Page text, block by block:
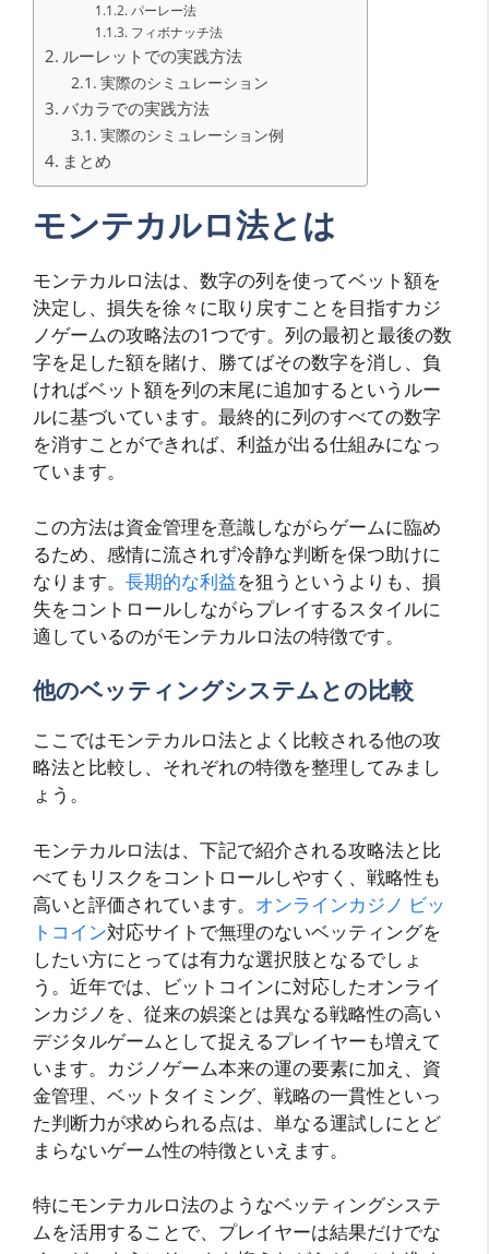
パーレー法
フィボナッチ法
ルーレットでの実践方法
実際のシミュレーション
バカラでの実践方法
実際のシミュレーション例
まとめ
モンテカルロ法とは
モンテカルロ法は、数字の列を使ってベット額を
決定し、損失を徐々に取り戻すことを目指すカジ
ノゲームの攻略法の1つです。列の最初と最後の数
字を足した額を賭け、勝てばその数字を消し、負
ければベット額を列の末尾に追加するというルー
ルに基づいています。最終的に列のすべての数字
を消すことができれば、利益が出る仕組みになっ
ています。
この方法は資金管理を意識しながらゲームに臨め
るため、感情に流されず冷静な判断を保つ助けに
なります。 長期的な利益を狙うというよりも、損
失をコントロールしながらプレイするスタイルに
適しているのがモンテカルロ法の特徴です。
他のベッティングシステムとの比較
ここではモンテカルロ法とよく比較される他の攻
略法と比較し、それぞれの特徴を整理してみまし
ょう。
モンテカルロ法は、下記で紹介される攻略法と比
べてもリスクをコントロールしやすく、戦略性も
高いと評価されています。 オンラインカジノ ビッ
トコイン対応サイトで無理のないベッティングを
したい方にとっては有力な選択肢となるでしょ
う。近年では、ビットコインに対応したオンライ
ンカジノを、従来の娯楽とは異なる戦略性の高い
デジタルゲームとして捉えるプレイヤーも増えて
います。カジノゲーム本来の運の要素に加え、資
金管理、ベットタイミング、戦略の一貫性といっ
た判断力が求められる点は、単なる運試しにとど
まらないゲーム性の特徴といえます。
特にモンテカルロ法のようなベッティングシステ
ムを活用することで、プレイヤーは結果だけでな